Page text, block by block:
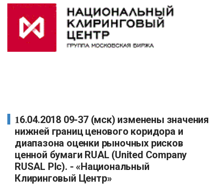
16.04.2018 09-37 (мск) изменены значения
нижней границ ценового коридора и
диапазона оценки рыночных рисков
ценной бумаги RUAL (United Company
RUSAL Plc). - «Национальный
Клиринговый Центр»